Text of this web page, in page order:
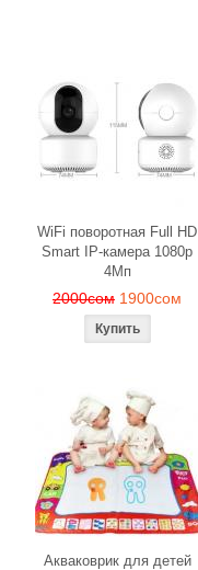
WiFi поворотная Full HD
Smart IP-камера 1080p
4Мп
2000сом 1900сом
Акваковрик для детей